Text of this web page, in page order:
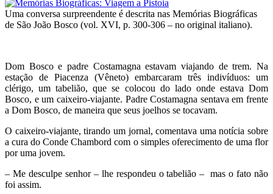
Uma conversa surpreendente é descrita nas Memórias Biográficas
de São João Bosco (vol. XVI, p. 300-306 – no original italiano).
Dom Bosco e padre Costamagna estavam viajando de trem. Na
estação de Piacenza (Vêneto) embarcaram três indivíduos: um
clérigo, um tabelião, que se colocou do lado onde estava Dom
Bosco, e um caixeiro-viajante. Padre Costamagna sentava em frente
a Dom Bosco, de maneira que seus joelhos se tocavam.
O caixeiro-viajante, tirando um jornal, comentava uma notícia sobre
a cura do Conde Chambord com o simples oferecimento de uma flor
por uma jovem.
– Me desculpe senhor – lhe respondeu o tabelião – mas o fato não
foi assim.